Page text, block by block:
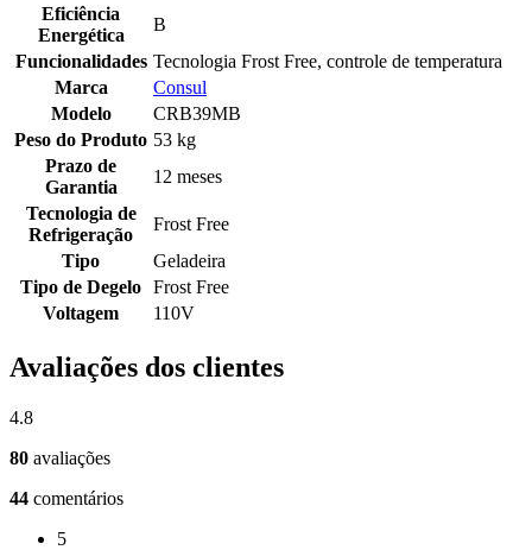
Eficiência
Energética
B
Funcionalidades Tecnologia Frost Free, controle de temperatura
Marca
Consul
Modelo
CRB39MB
Peso do Produto 53 kg
Prazo de
Garantia
12 meses
Tecnologia de
Refrigeração
Frost Free
Tipo
Geladeira
Tipo de Degelo Frost Free
Voltagem
110V
Avaliações dos clientes
4.8
80 avaliações
44 comentários
5